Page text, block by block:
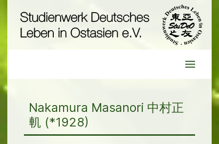
Nakamura Masanori 中村正
䡄 (*1928)